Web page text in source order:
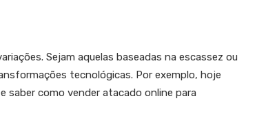
Sejam aquelas baseadas na escassez ou
tecnológicas. Por exemplo, hoje
saber como vender atacado online para